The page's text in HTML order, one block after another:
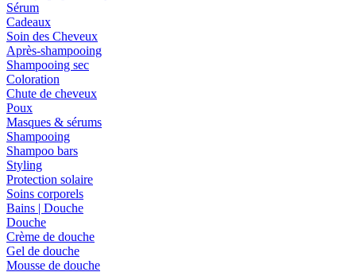
Sérum
Cadeaux
Soin des Cheveux
Après-shampooing
Shampooing sec
Coloration
Chute de cheveux
Poux
Masques & sérums
Shampooing
Shampoo bars
Styling
Protection solaire
Soins corporels
Bains | Douche
Douche
Crème de douche
Gel de douche
Mousse de douche